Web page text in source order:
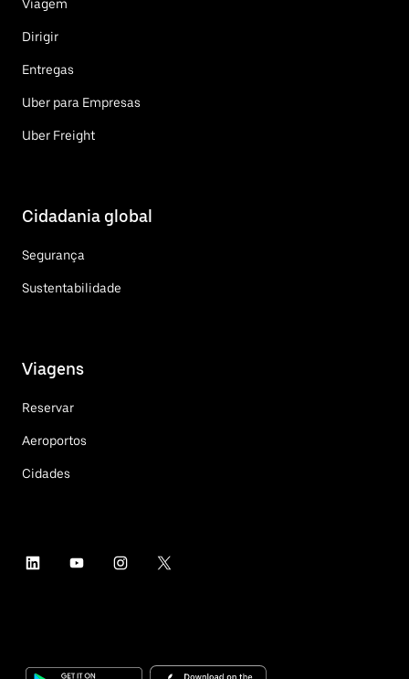
Viagem
Dirigir
Entregas
Uber para Empresas
Uber Freight
Cidadania global
Segurança
Sustentabilidade
Viagens
Reservar
Aeroportos
Cidades